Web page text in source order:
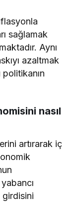
sağlamak
Aynı
azaltmak
politikanın
nasıl
artırarak iç
girdisini